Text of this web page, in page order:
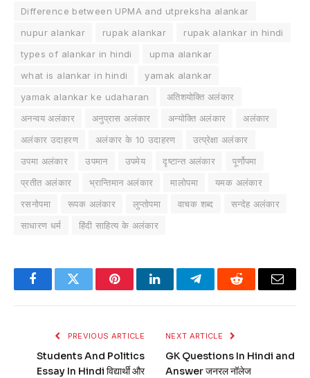
Difference between UPMA and utpreksha alankar
nupur alankar
rupak alankar
rupak alankar in hindi
types of alankar in hindi
upma alankar
what is alankar in hindi
yamak alankar
yamak alankar ke udaharan
अतिशयोक्ति अलंकार
अनन्वय अलंकार
अनुप्रास अलंकार अन्योक्ति अलंकार
अलंकार
अलंकार उदाहरण
अलंकार के 10 उदाहरण
उत्प्रेक्षा अलंकार
उपमा अलंकार
उपमान उपमेय दृष्टान्त अलंकार
पूर्णोपमा
प्रतीत अलंकार
भ्रान्तिमान अलंकार मालोपमा
यमक अलंकार
रसनोपमा
रूपक अलंकार लुप्तोपमा वाचक शब्द
सन्देह अलंकार
साधारण धर्म
हिंदी साहित्य के अलंकार
FacebookTwitter PinterestLinkedInTelegramReddit Email
PREVIOUS ARTICLE
Students And Politics
Essay In Hindi विद्यार्थी और
NEXT ARTICLE
GK Questions In Hindi and
Answer जनरल नॉलेज